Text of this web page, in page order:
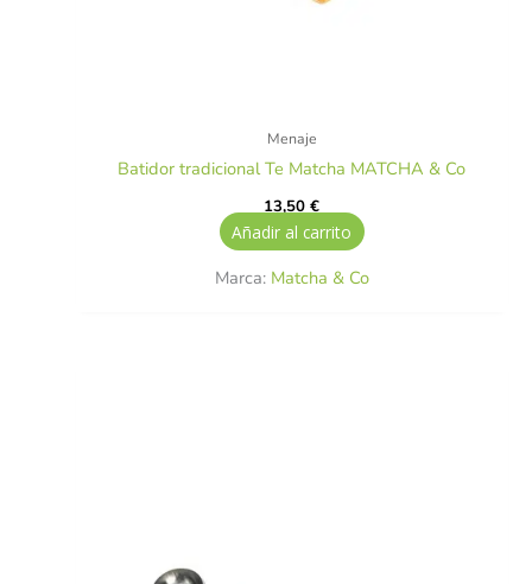
Menaje
Batidor tradicional Te Matcha MATCHA & Co
13,50€
Añadir al carrito
Marca: Matcha & Co